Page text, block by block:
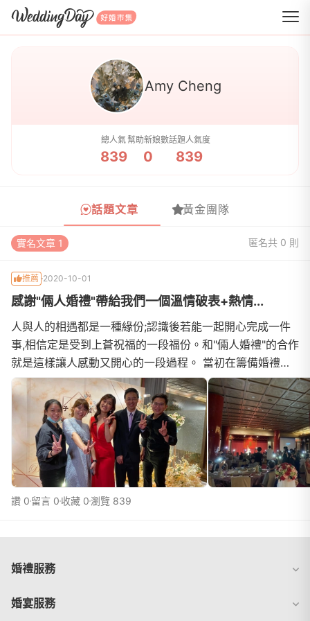
WeddingDay 好婚市集
Amy Cheng
總人氣
839
幫助新娘數
0
話題人氣度
839
話題文章 黃金團隊
實名文章 1 匿名共 0 則
推薦 2020-10-01
感謝"倆人婚禮"帶給我們一個溫情破表+熱情...
人與人的相遇都是一種緣份;認識後若能一起開心完成一件
事,相信定是受到上蒼祝福的一段福份。和"倆人婚禮"的合作
就是這樣讓人感動又開心的一段過程。 當初在籌備婚禮時
便在網路上搜尋了好多資訊；因為是家中第一次嫁女兒，所
有的細節都是第一次接觸、籌畫、聯絡、安排。以前參加婚
禮時，便覺得主持人很重要，是帶起整場氣氛的靈魂人物；
若是沒有一個在關鍵時候引導大家的氣氛、講出我們平日裡
不習慣當面說出的愛、cue大家落
讚 0 留言 0 收藏 0瀏覽 839
婚禮服務
婚宴服務